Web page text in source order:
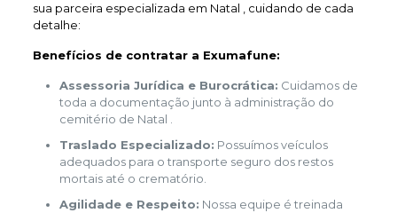
sua parceira especializada em Natal , cuidando de cada
detalhe:
Benefícios de contratar a Exumafune:
Assessoria Jurídica e Burocrática: Cuidamos de
toda a documentação junto à administração do
cemitério de Natal .
Traslado Especializado: Possuímos veículos
adequados para o transporte seguro dos restos
mortais até o crematório.
Agilidade e Respeito: Nossa equipe é treinada